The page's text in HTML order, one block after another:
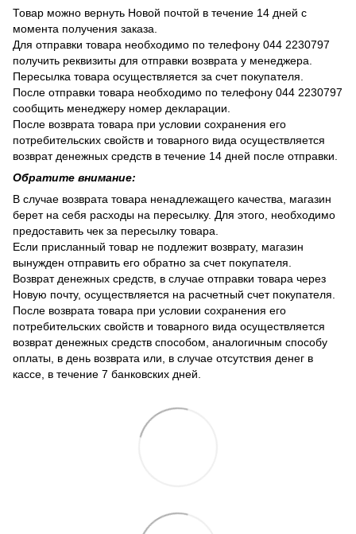
Товар можно вернуть Новой почтой в течение 14 дней с
момента получения заказа.
Для отправки товара необходимо по телефону 044 2230797
получить реквизиты для отправки возврата у менеджера.
Пересылка товара осуществляется за счет покупателя.
После отправки товара необходимо по телефону 044 2230797
сообщить менеджеру номер декларации.
После возврата товара при условии сохранения его
потребительских свойств и товарного вида осуществляется
возврат денежных средств в течение 14 дней после отправки.
Обратите внимание:
В случае возврата товара ненадлежащего качества, магазин
берет на себя расходы на пересылку. Для этого, необходимо
предоставить чек за пересылку товара.
Если присланный товар не подлежит возврату, магазин
вынужден отправить его обратно за счет покупателя.
Возврат денежных средств, в случае отправки товара через
Новую почту, осуществляется на расчетный счет покупателя.
После возврата товара при условии сохранения его
потребительских свойств и товарного вида осуществляется
возврат денежных средств способом, аналогичным способу
оплаты, в день возврата или, в случае отсутствия денег в
кассе, в течение 7 банковских дней.